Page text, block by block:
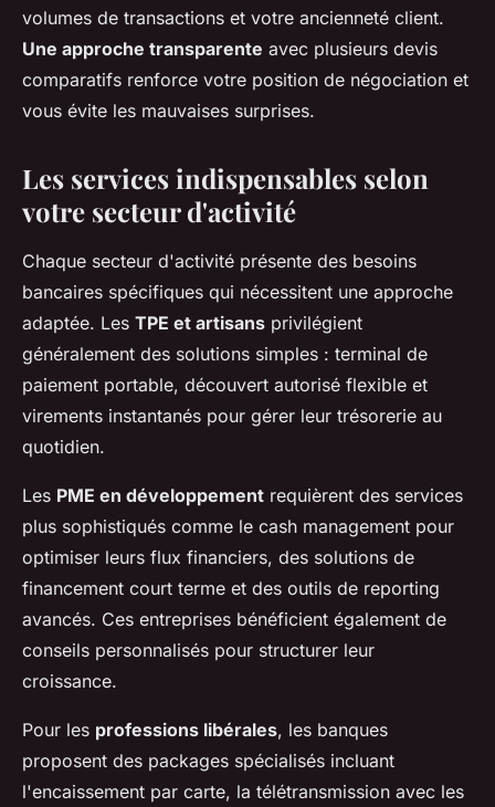
volumes de transactions et votre ancienneté client.
Une approche transparente avec plusieurs devis
comparatifs renforce votre position de négociation et
vous évite les mauvaises surprises.
Les services indispensables selon
votre secteur d'activité
Chaque secteur d'activité présente des besoins
bancaires spécifiques qui nécessitent une approche
adaptée. Les TPE et artisans privilégient
généralement des solutions simples : terminal de
paiement portable, découvert autorisé flexible et
virements instantanés pour gérer leur trésorerie au
quotidien.
Les PME en développement requièrent des services
plus sophistiqués comme le cash management pour
optimiser leurs flux financiers, des solutions de
financement court terme et des outils de reporting
avancés. Ces entreprises bénéficient également de
conseils personnalisés pour structurer leur
croissance.
Pour les professions libérales, les banques
proposent des packages spécialisés incluant
l'encaissement par carte, la télétransmission avec les